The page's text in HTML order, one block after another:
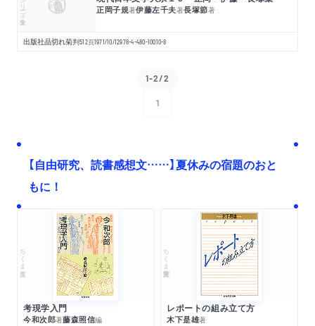
正岡子規著伊藤左千夫著長塚節著
出版社品切れ菊判512頁1971/10/12978-4-480-10010-8
1-2/2
1
【自由研究、読書感想文……】夏休みの宿題のおと
もに！
ちくま文庫
考現学入門
今和次郎著藤森照信編
ちくま学芸文庫
レポートの組み立て方
木下是雄著